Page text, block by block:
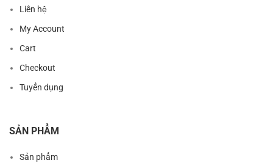
Liên hệ
My Account
Cart
Checkout
Tuyển dụng
SẢN PHẨM
Sản phẩm